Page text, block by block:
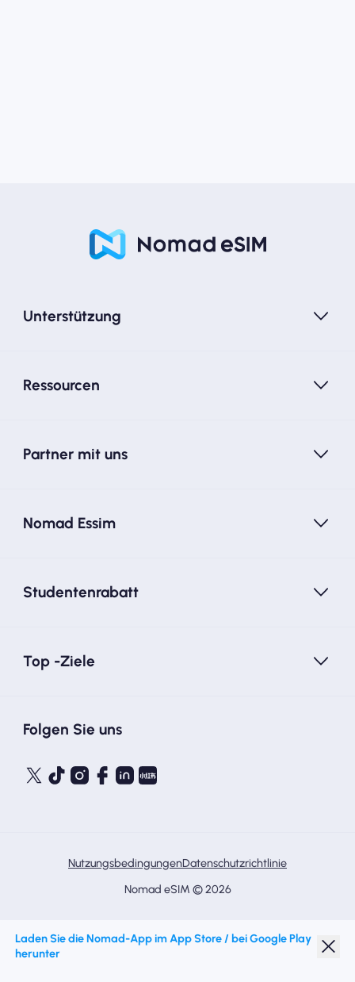
Unterstützung
Ressourcen
Partner mit uns
Nomad Essim
Studentenrabatt
Top -Ziele
Folgen Sie uns
NutzungsbedingungenDatenschutzrichtlinie
Nomad eSIM © 2026
Laden Sie die Nomad-App im App Store / bei Google Play
herunter